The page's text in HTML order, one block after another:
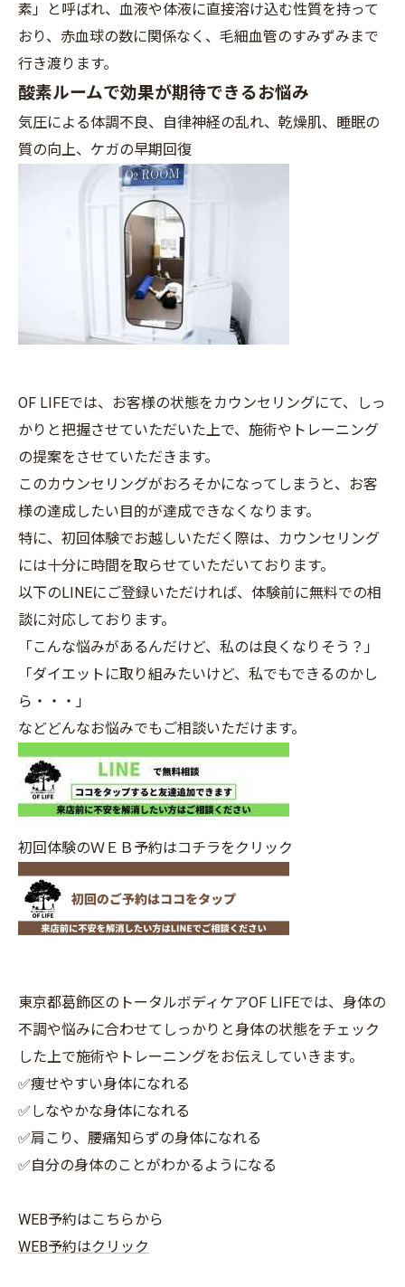
素」と呼ばれ、血液や体液に直接溶け込む性質を持って
おり、赤血球の数に関係なく、毛細血管のすみずみまで
行き渡ります。
酸素ルームで効果が期待できるお悩み
気圧による体調不良、自律神経の乱れ、乾燥肌、睡眠の
質の向上、ケガの早期回復
OF LIFEでは、お客様の状態をカウンセリングにて、しっ
かりと把握させていただいた上で、施術やトレーニング
の提案をさせていただきます。
このカウンセリングがおろそかになってしまうと、お客
様の達成したい目的が達成できなくなります。
特に、初回体験でお越しいただく際は、カウンセリング
には十分に時間を取らせていただいております。
以下のLINEにご登録いただければ、体験前に無料での相
談に対応しております。
「こんな悩みがあるんだけど、私のは良くなりそう？」
「ダイエットに取り組みたいけど、私でもできるのかし
ら・・・」
などどんなお悩みでもご相談いただけます。
初回体験のＷＥＢ予約はコチラをクリック
東京都葛飾区のトータルボディケアOF LIFEでは、身体の
不調や悩みに合わせてしっかりと身体の状態をチェック
した上で施術やトレーニングをお伝えしていきます。
✅痩せやすい身体になれる
✅しなやかな身体になれる
✅肩こり、腰痛知らずの身体になれる
✅自分の身体のことがわかるようになる
WEB予約はこちらから
WEB予約はクリック